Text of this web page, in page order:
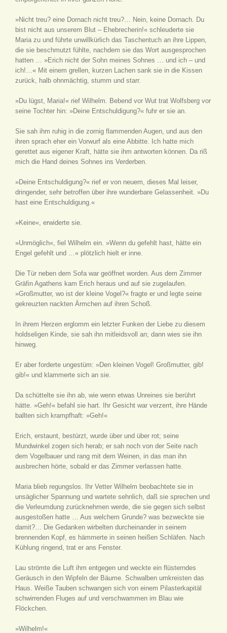
»Nicht treu? eine Dornach nicht treu?… Nein, keine Dornach. Du
bist nicht aus unserem Blut – Ehebrecherin!« schleuderte sie
Maria zu und führte unwillkürlich das Taschentuch an ihre Lippen,
die sie beschmutzt fühlte, nachdem sie das Wort ausgesprochen
hatten … »Erich nicht der Sohn meines Sohnes … und ich – und
ich!…« Mit einem grellen, kurzen Lachen sank sie in die Kissen
zurück, halb ohnmächtig, stumm und starr.
»Du lügst, Maria!« rief Wilhelm. Bebend vor Wut trat Wolfsberg vor
seine Tochter hin: »Deine Entschuldigung?« fuhr er sie an.
Sie sah ihm ruhig in die zornig flammenden Augen, und aus den
ihren sprach eher ein Vorwurf als eine Abbitte. Ich hatte mich
gerettet aus eigener Kraft, hätte sie ihm antworten können. Da riß
mich die Hand deines Sohnes ins Verderben.
»Deine Entschuldigung?« rief er von neuem, dieses Mal leiser,
dringender, sehr betroffen über ihre wunderbare Gelassenheit. »Du
hast eine Entschuldigung.«
»Keine«, erwiderte sie.
»Unmöglich«, fiel Wilhelm ein. »Wenn du gefehlt hast, hätte ein
Engel gefehlt und …« plötzlich hielt er inne.
Die Tür neben dem Sofa war geöffnet worden. Aus dem Zimmer
Gräfin Agathens kam Erich heraus und auf sie zugelaufen.
»Großmutter, wo ist der kleine Vogel?« fragte er und legte seine
gekreuzten nackten Ärmchen auf ihren Schoß.
In ihrem Herzen erglomm ein letzter Funken der Liebe zu diesem
holdseligen Kinde, sie sah ihn mitleidsvoll an; dann wies sie ihn
hinweg.
Er aber forderte ungestüm: »Den kleinen Vogel! Großmutter, gib!
gib!« und klammerte sich an sie.
Da schüttelte sie ihn ab, wie wenn etwas Unreines sie berührt
hätte. »Geh!« befahl sie hart. Ihr Gesicht war verzerrt, ihre Hände
ballten sich krampfhaft: »Geh!«
Erich, erstaunt, bestürzt, wurde über und über rot; seine
Mundwinkel zogen sich herab; er sah noch von der Seite nach
dem Vogelbauer und rang mit dem Weinen, in das man ihn
ausbrechen hörte, sobald er das Zimmer verlassen hatte.
Maria blieb regungslos. Ihr Vetter Wilhelm beobachtete sie in
unsäglicher Spannung und wartete sehnlich, daß sie sprechen und
die Verleumdung zurücknehmen werde, die sie gegen sich selbst
ausgestoßen hatte … Aus welchem Grunde? was bezweckte sie
damit?… Die Gedanken wirbelten durcheinander in seinem
brennenden Kopf, es hämmerte in seinen heißen Schläfen. Nach
Kühlung ringend, trat er ans Fenster.
Lau strömte die Luft ihm entgegen und weckte ein flüsterndes
Geräusch in den Wipfeln der Bäume. Schwalben umkreisten das
Haus. Weiße Tauben schwangen sich von einem Pilasterkapitäl
schwirrenden Fluges auf und verschwammen im Blau wie
Flöckchen.
»Wilhelm!«